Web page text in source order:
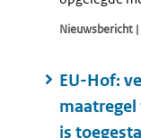
Nieuwsbericht
EU-Hof:
is